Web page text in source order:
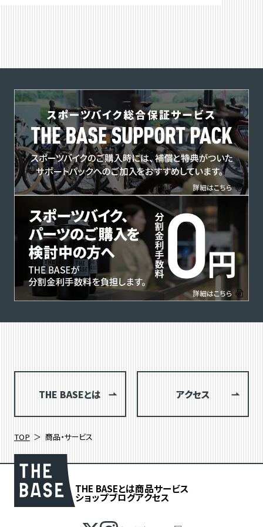
THE BASEとは アクセス
TOP 商品・サービス
THE BASEとは商品サービス
ショップブログアクセス